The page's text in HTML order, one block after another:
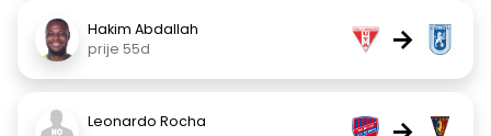
Hakim Abdallah
prije 55d
→
Leonardo Rocha